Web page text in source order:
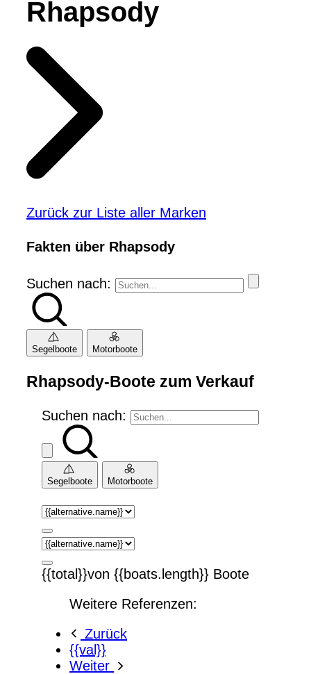
Rhapsody
Zurück zur Liste aller Marken
Fakten über Rhapsody
Suchen nach:
Segelboote Motorboote
Rhapsody-Boote zum Verkauf
Suchen nach:
Segelboote Motorboote
{{total}}von {{boats.length}} Boote
Weitere Referenzen:
Zurück
{{val}}
Weiter